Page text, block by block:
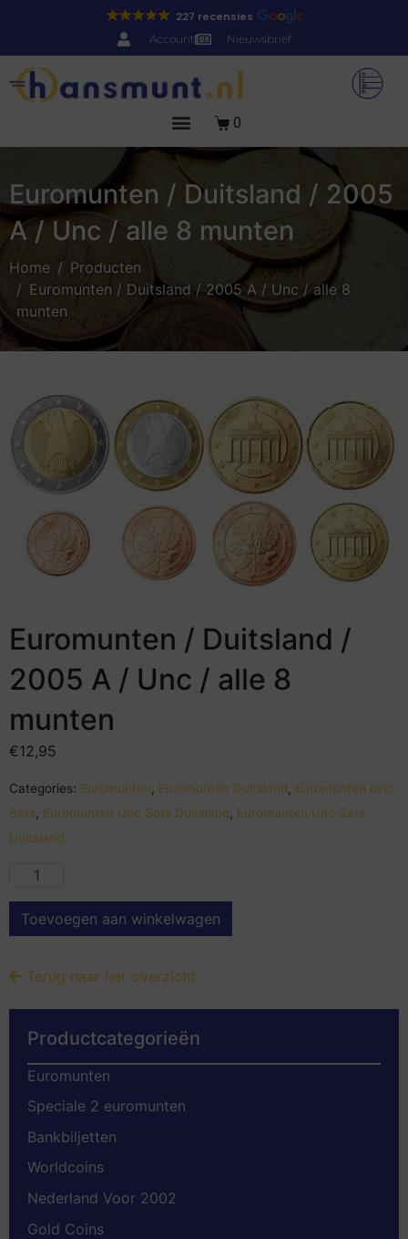
227 recensies
Account Nieuwsbrief
0
Euromunten / Duitsland / 2005
A / Unc / alle 8 munten
Home
Producten
Euromunten / Duitsland / 2005 A / Unc / alle 8
munten
Euromunten / Duitsland /
2005 A / Unc / alle 8
munten
€12,95
Categories: Euromunten Euromunten Duitsland
Euromunten Unc
Sets
Euromunten Unc Sets Duitsland
Euromunten Unc Sets
Duitsland
Toevoegen aan winkelwagen
Terug naar het overzicht
Productcategorieën
Euromunten
Speciale 2 euromunten
Bankbiljetten
Worldcoins
Nederland Voor 2002
Gold Coins